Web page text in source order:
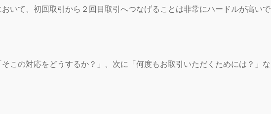
おいて、初回取引から２回目取引へつなげることは非常にハードルが高いで
そこの対応をどうするか？」、次に「何度もお取引いただくためには？」な